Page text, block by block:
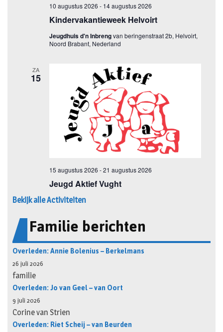
Bekijk alle Activiteiten
Familie berichten
Overleden: Annie Bolenius – Berkelmans
26 juli 2026
familie
Overleden: Jo van Geel – van Oort
9 juli 2026
Corine van Strien
Overleden: Riet Scheij – van Beurden